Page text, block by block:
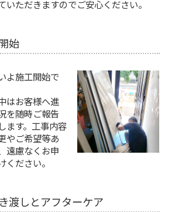
いただきますのでご安心ください。
始
よ施工開始で
はお客様へ進
を随時ご報告
ます。工事内容
やご希望等あ
遠慮なくお申
ください。
渡しとアフターケア